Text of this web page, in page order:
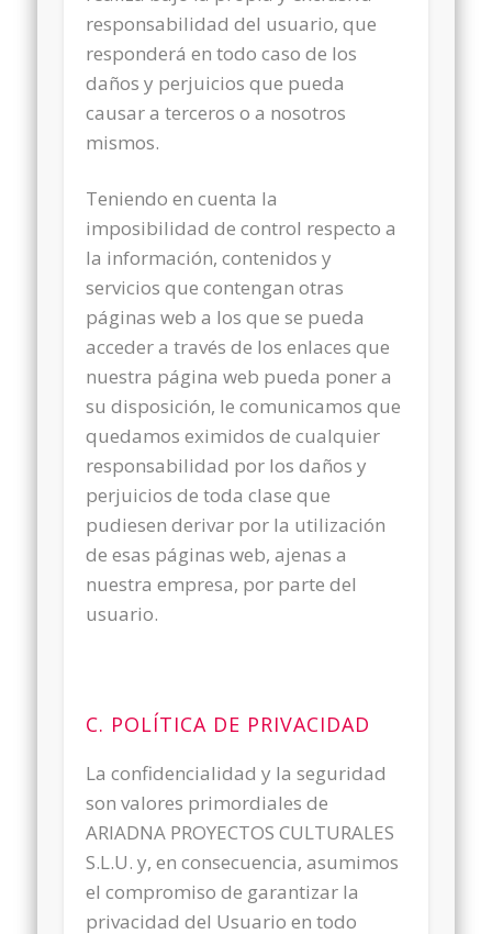
responsabilidad del usuario, que
responderá en todo caso de los
daños y perjuicios que pueda
causar a terceros o a nosotros
mismos.
Teniendo en cuenta la
imposibilidad de control respecto a
la información, contenidos y
servicios que contengan otras
páginas web a los que se pueda
acceder a través de los enlaces que
nuestra página web pueda poner a
su disposición, le comunicamos que
quedamos eximidos de cualquier
responsabilidad por los daños y
perjuicios de toda clase que
pudiesen derivar por la utilización
de esas páginas web, ajenas a
nuestra empresa, por parte del
usuario.
C. POLÍTICA DE PRIVACIDAD
La confidencialidad y la seguridad
son valores primordiales de
ARIADNA PROYECTOS CULTURALES
S.L.U. y, en consecuencia, asumimos
el compromiso de garantizar la
privacidad del Usuario en todo